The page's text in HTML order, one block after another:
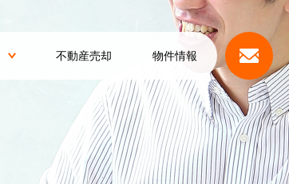
不動産売却 物件情報